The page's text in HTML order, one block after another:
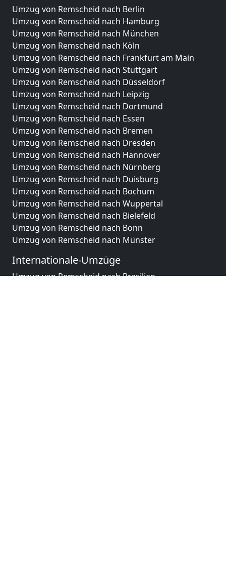
Umzug von Remscheid nach Berlin
Umzug von Remscheid nach Hamburg
Umzug von Remscheid nach München
Umzug von Remscheid nach Köln
Umzug von Remscheid nach Frankfurt am Main
Umzug von Remscheid nach Stuttgart
Umzug von Remscheid nach Düsseldorf
Umzug von Remscheid nach Leipzig
Umzug von Remscheid nach Dortmund
Umzug von Remscheid nach Essen
Umzug von Remscheid nach Bremen
Umzug von Remscheid nach Dresden
Umzug von Remscheid nach Hannover
Umzug von Remscheid nach Nürnberg
Umzug von Remscheid nach Duisburg
Umzug von Remscheid nach Bochum
Umzug von Remscheid nach Wuppertal
Umzug von Remscheid nach Bielefeld
Umzug von Remscheid nach Bonn
Umzug von Remscheid nach Münster
Internationale-Umzüge
Umzug von Remscheid nach Brasilien